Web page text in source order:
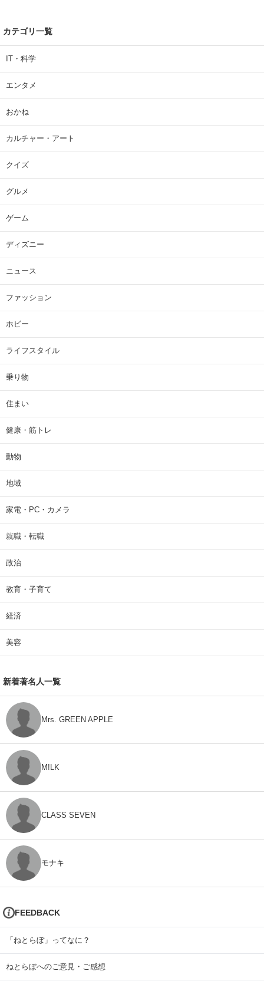
カテゴリ一覧
IT・科学
エンタメ
おかね
カルチャー・アート
クイズ
グルメ
ゲーム
ディズニー
ニュース
ファッション
ホビー
ライフスタイル
乗り物
住まい
健康・筋トレ
動物
地域
家電・PC・カメラ
就職・転職
政治
教育・子育て
経済
美容
新着著名人一覧
Mrs. GREEN APPLE
M!LK
CLASS SEVEN
モナキ
FEEDBACK
「ねとらぼ」ってなに？
ねとらぼへのご意見・ご感想